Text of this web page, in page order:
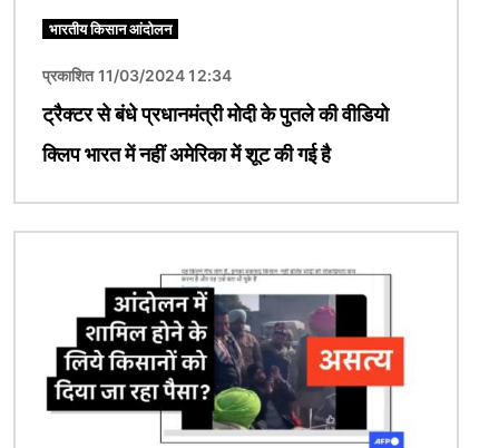
भारतीय किसान आंदोलन
प्रकाशित 11/03/2024 12:34
ट्रैक्टर से बंधे प्रधानमंत्री मोदी के पुतले की वीडियो
क्लिप भारत में नहीं अमेरिका में शूट की गई है